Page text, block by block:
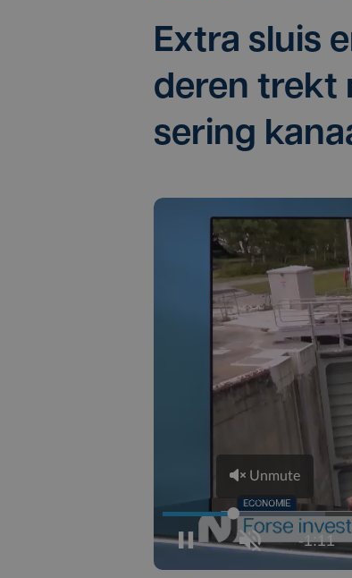
Extra sluis
de­ren trekt
se­ring